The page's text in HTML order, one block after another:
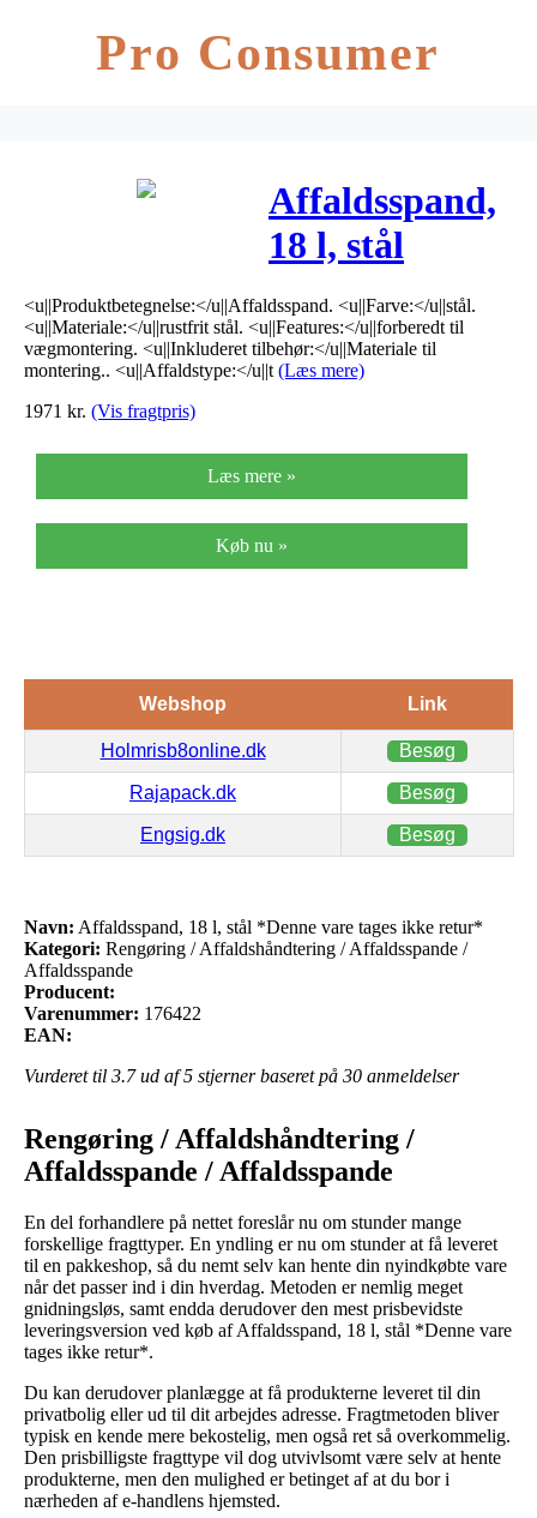
Pro Consumer
Affaldsspand,
18 l, stål
*Denne vare
tages ikke
retur*
<u||Produktbetegnelse:</u||Affaldsspand. <u||Farve:</u||stål.
<u||Materiale:</u||rustfrit stål. <u||Features:</u||forberedt til
vægmontering. <u||Inkluderet tilbehør:</u||Materiale til
montering.. <u||Affaldstype:</u||t (Læs mere)
1971 kr. (Vis fragtpris)
Læs mere »
Køb nu »
Webshop Link
Holmrisb8online.dk Besøg
Rajapack.dk Besøg
Engsig.dk Besøg
Navn: Affaldsspand, 18 l, stål *Denne vare tages ikke retur*
Kategori: Rengøring / Affaldshåndtering / Affaldsspande /
Affaldsspande
Producent:
Varenummer: 176422
EAN:
Vurderet til 3.7ud af 5 stjerner baseret på 30 anmeldelser
Rengøring / Affaldshåndtering /
Affaldsspande / Affaldsspande
En del forhandlere på nettet foreslår nu om stunder mange
forskellige fragttyper. En yndling er nu om stunder at få leveret
til en pakkeshop, så du nemt selv kan hente din nyindkøbte vare
når det passer ind i din hverdag. Metoden er nemlig meget
gnidningsløs, samt endda derudover den mest prisbevidste
leveringsversion ved køb af Affaldsspand, 18 l, stål *Denne vare
tages ikke retur*.
Du kan derudover planlægge at få produkterne leveret til din
privatbolig eller ud til dit arbejdes adresse. Fragtmetoden bliver
typisk en kende mere bekostelig, men også ret så overkommelig.
Den prisbilligste fragttype vil dog utvivlsomt være selv at hente
produkterne, men den mulighed er betinget af at du bor i
nærheden af e-handlens hjemsted.